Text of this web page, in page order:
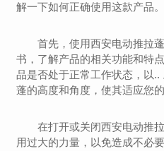
解一下如何正确使用这款产品。
首先，使用西安电动推拉
书，了解产品的相关功能和特
品是否处于正常工作状态，以
蓬的高度和角度，使其适应您的
在打开或关闭西安电动推
用过大的力量，以免造成不必